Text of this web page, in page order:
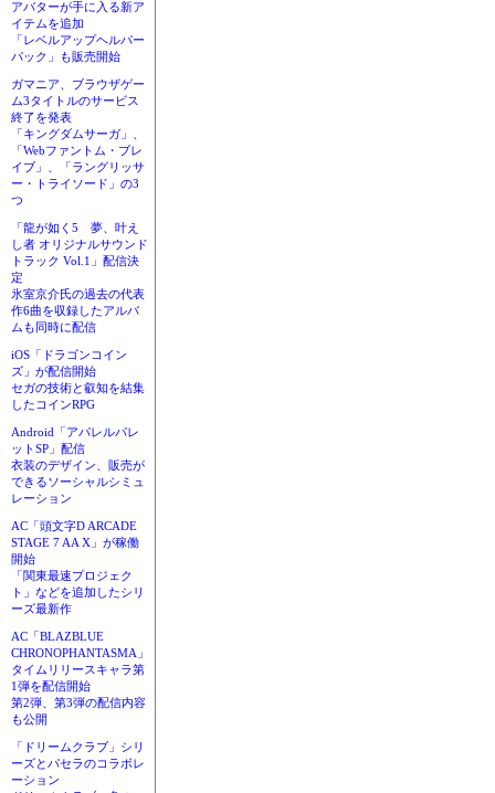
アバターが手に入る新ア
イテムを追加
「レベルアップヘルパー
パック」も販売開始
ガマニア、ブラウザゲー
ム3タイトルのサービス
終了を発表
「キングダムサーガ」、
「Webファントム・ブレ
イブ」、「ラングリッサ
ー・トライソード」の3
つ
「龍が如く5 夢、叶え
し者 オリジナルサウンド
トラック Vol.1」配信決
定
氷室京介氏の過去の代表
作6曲を収録したアルバ
ムも同時に配信
iOS「ドラゴンコイン
ズ」が配信開始
セガの技術と叡知を結集
したコインRPG
Android「アパレルパレ
ットSP」配信
衣装のデザイン、販売が
できるソーシャルシミュ
レーション
AC「頭文字D ARCADE
STAGE 7 AA X」が稼働
開始
「関東最速プロジェク
ト」などを追加したシリ
ーズ最新作
AC「BLAZBLUE
CHRONOPHANTASMA」
タイムリリースキャラ第
1弾を配信開始
第2弾、第3弾の配信内容
も公開
「ドリームクラブ」シリ
ーズとパセラのコラボレ
ーション